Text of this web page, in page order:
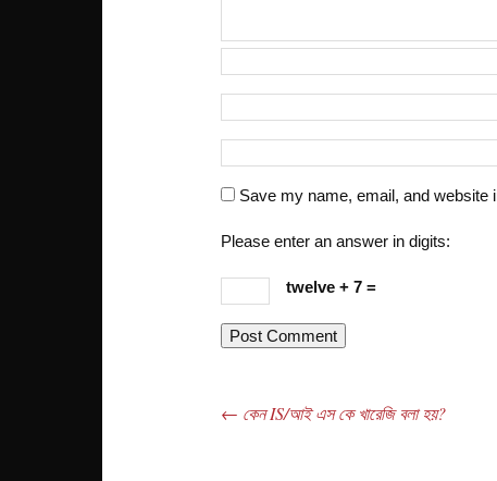
Save my name, email, and
Please enter an answer in digits:
twelve + 7 =
Post navigation
← কেন IS/আই এস কে খারেজি বলা হয়?